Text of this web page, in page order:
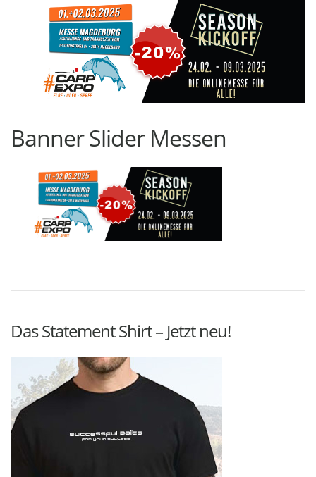
Banner Slider Messen
Das Statement Shirt – Jetzt neu!